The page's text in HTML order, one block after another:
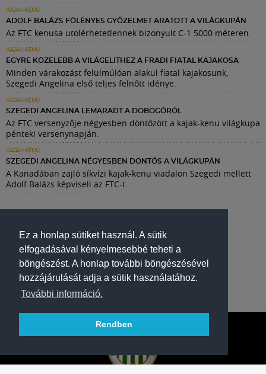
Ez a honlap sütiket használ. A sütik
elfogadásával kényelmesebbé teheti a
böngészést. A honlap további böngészésével
hozzájárulását adja a sütik használatához.
További információ.
Rendben
KAJAK-KENU
ADOLF BALÁZS FÖLÉNYES GYŐZELMET ARATOTT A VILÁGKUPÁN
Az FTC kenusa utolérhetetlennek bizonyult C-1 5000 méteren.
KAJAK-KENU
EGYRE KÖZELEBB A VILÁGELITHEZ A FRADI FIATAL KAJAKOSA
Minden várakozást felülmúlóan alakul fiatal kajakosunk,
Szegedi Angelina első teljes felnőtt idénye.
KAJAK-KENU
SZEGEDI ANGELINA LEMARADT A DOBOGÓRÓL
Az FTC versenyzője négyesben döntőzött a kajak-kenu világkupa
pénteki versenynapján.
KAJAK-KENU
SZEGEDI ANGELINA NÉGYESBEN DÖNTŐS A VILÁGKUPÁN
A Kanadában zajló síkvízi kajak-kenu viadalon Szegedi mellett
Adolf Balázs képviseli az FTC-t.